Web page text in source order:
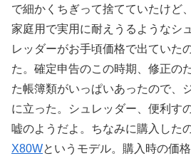
で細かくちぎって捨てていたけど、
家庭用で実用に耐えうるようなシュ
レッダーがお手頃価格で出ていた
た。確定申告のこの時期、修正の
た帳簿類がいっぱいあったので、
に立った。シュレッダー、便利す
嘘のようだよ。ちなみに購入したの
X80Wというモデル。購入時の価